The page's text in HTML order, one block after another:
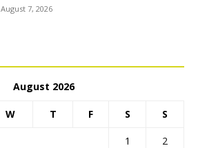
August 7, 2026
August 2026
W T F S S
1
2